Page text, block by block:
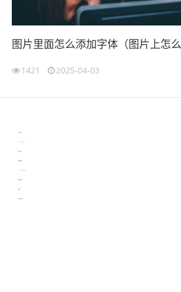
图片里面怎么添加字体（图片上怎么
1421 2025-04-03